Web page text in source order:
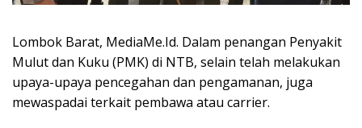
Lombok Barat, MediaMe.Id. Dalam penangan Penyakit
Mulut dan Kuku (PMK) di NTB, selain telah melakukan
upaya-upaya pencegahan dan pengamanan, juga
mewaspadai terkait pembawa atau carrier.